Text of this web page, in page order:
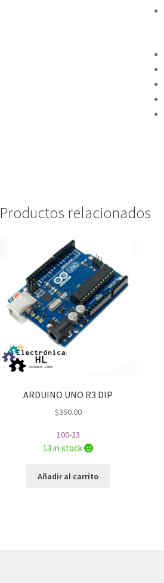
Productos relacionados
ARDUINO UNO R3 DIP
$350.00
100-23
13 in stock
Añadir al carrito